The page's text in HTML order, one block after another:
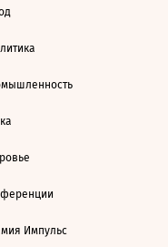
Импульс